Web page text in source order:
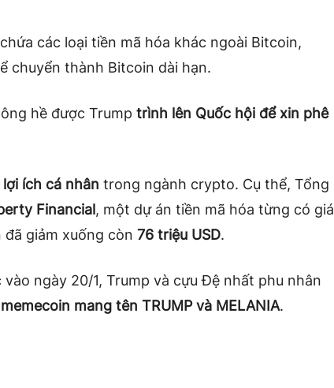
các loại tiền mã hóa khác ngoài Bitcoin,
chuyển thành Bitcoin dài hạn.
hề được Trump trình lên Quốc hội để xin phê
lợi ích cá nhân trong ngành crypto. Cụ thể, Tổng
Financial, một dự án tiền mã hóa từng có giá
đã giảm xuống còn 76 triệu USD.
ngày 20/1, Trump và cựu Đệ nhất phu nhân
mang tên TRUMP và MELANIA.